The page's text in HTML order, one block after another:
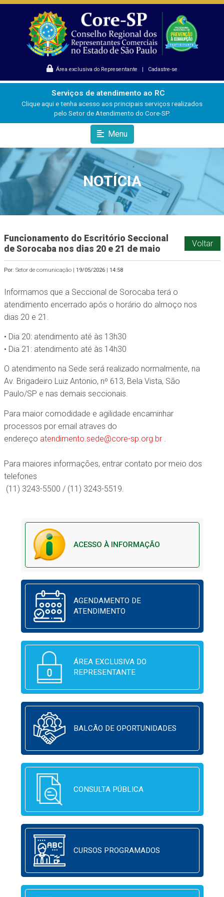
Área exclusiva do Representante | Cadastre-se
Serviços de atendimento ao RC
Clique aqui e tenha acesso aos principais serviços realizados
pelo Setor de Atendimento do Core-SP.
Menu
NOTÍCIA
Funcionamento do Escritório Seccional
de Sorocaba nos dias 20 e 21 de maio
Voltar
Por: Setor de comunicação | 19/05/2026| 14:58
Informamos que a Seccional de Sorocaba terá o
atendimento encerrado após o horário do almoço nos
dias 20 e 21.
• Dia 20: atendimento até às 13h30
• Dia 21: atendimento até às 14h30
O atendimento na Sede será realizado normalmente, na
Av. Brigadeiro Luiz Antonio, nº 613, Bela Vista, São
Paulo/SP e nas demais seccionais.
Para maior comodidade e agilidade encaminhar
processos por email atraves do
endereço atendimento.sede@core-sp.org.br.
Para maiores informações, entrar contato por meio dos
telefones
(11) 3243-5500 / (11) 3243-5519.
ACESSO À INFORMAÇÃO
AGENDAMENTO DE
ATENDIMENTO
ÁREA EXCLUSIVA DO
REPRESENTANTE
BALCÃO DE OPORTUNIDADES
CONSULTA PÚBLICA
CURSOS PROGRAMADOS